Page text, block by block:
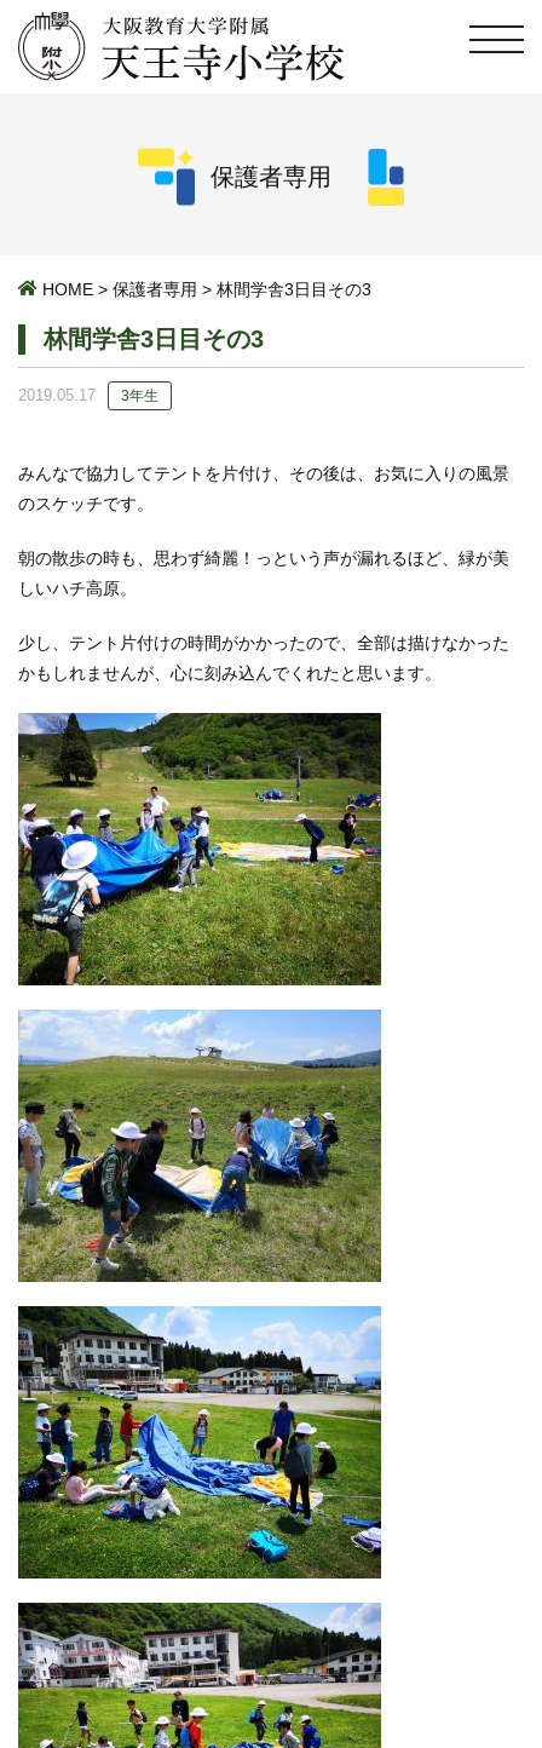
保護者専用
HOME > 保護者専用 > 林間学舎3日目その3
林間学舎3日目その3
2019.05.17 3年生
みんなで協力してテントを片付け、その後は、お気に入りの風景
のスケッチです。
朝の散歩の時も、思わず綺麗！っという声が漏れるほど、緑が美
しいハチ高原。
少し、テント片付けの時間がかかったので、全部は描けなかった
かもしれませんが、心に刻み込んでくれたと思います。